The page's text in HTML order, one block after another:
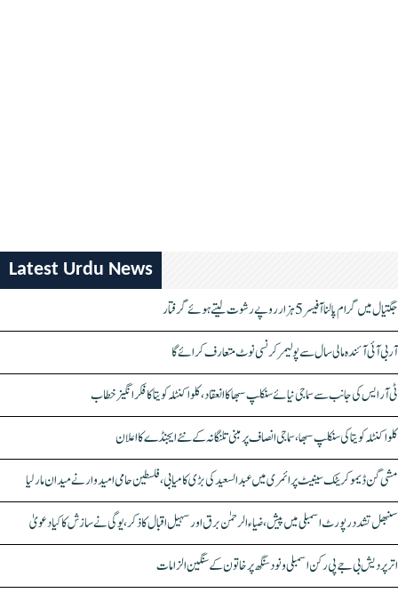
Latest Urdu News
جگتیال میں گرام پالنا آفیسر 5 ہزار روپے رشوت لیتے ہوئے گرفتار
آر بی آئی آئندہ مالی سال سے پولیمر کرنسی نوٹ متعارف کرائے گا
ٹی آر ایس کی جانب سے سماجی نیائے سنکلپ سبھا کا انعقاد، کلواکنٹلہ کویتا کا فکر انگیز خطاب
کلواکنٹلہ کویتا کی سنکلپ سبھا، سماجی انصاف پر مبنی تلنگانہ کے نئے ایجنڈے کا اعلان
مشی گن ڈیموکریٹک سینیٹ پرائمری میں عبدالسعید کی بڑی کامیابی، فلسطین حامی امیدوار نے میدان مار لیا
سنبھل تشدد رپورٹ اسمبلی میں پیش، ضیاء الرحمٰن برق اور سہیل اقبال کا ذکر، یوگی نے سازش کا کیا دعویٰ
اتر پردیش بی جے پی رکن اسمبلی ونود سنگھ پر خاتون کے سنگین الزامات